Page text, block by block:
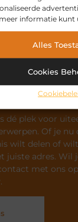
informatie kunt
Alles
Cookies
over
dé plek voor
Of je nu
wilt delen of
juiste adres. Wil
met ons